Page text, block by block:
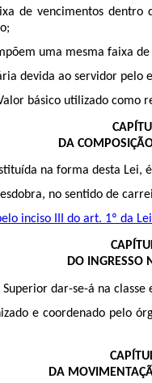
de vencimentos dentro
uma mesma faixa
devida ao servidor pelo
básico utilizado como
DA
na forma desta Lei,
no sentido de
inciso III do art. 1º da
DO INGRESSO
dar-se-á na
e coordenado pelo
DA